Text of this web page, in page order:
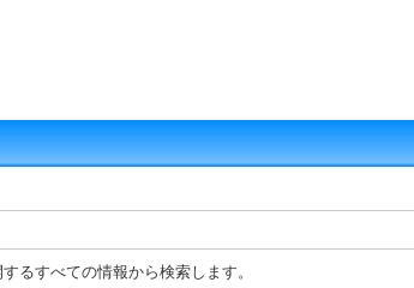
るすべての情報から検索します。